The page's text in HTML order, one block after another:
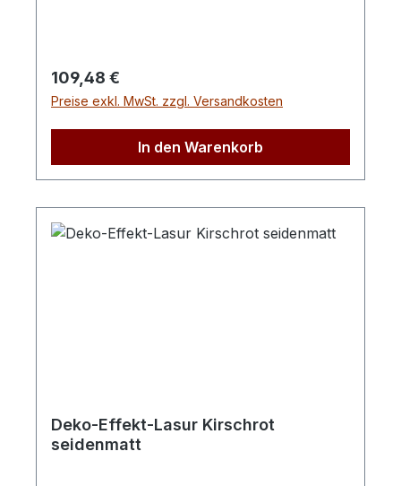
Regulärer Preis:
109,48 €
Preise exkl. MwSt. zzgl. Versandkosten
In den Warenkorb
Deko-Effekt-Lasur Kirschrot
seidenmatt